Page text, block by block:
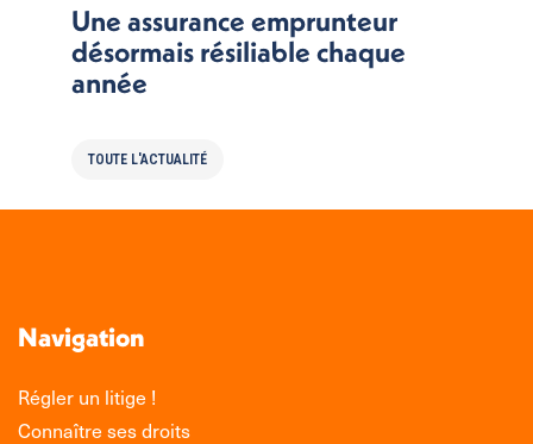
Une assurance emprunteur
désormais résiliable chaque
année
TOUTE L'ACTUALITÉ
Navigation
Régler un litige !
Connaître ses droits